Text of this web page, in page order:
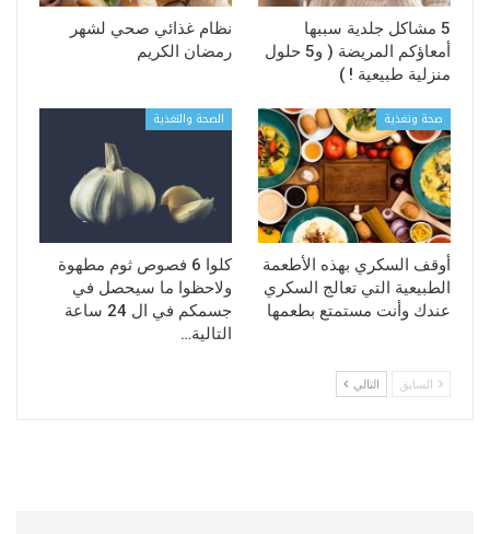
5 مشاكل جلدية سببها
أمعاؤكم المريضة ( و5 حلول
منزلية طبيعية ! )
نظام غذائي صحي لشهر
رمضان الكريم
صحة وتغذية
أوقف السكري بهذه الأطعمة
الطبيعية التي تعالج السكري
عندك وأنت مستمتع بطعمها
الصحة والتغذية
كلوا 6 فصوص ثوم مطهوة
ولاحظوا ما سيحصل في
جسمكم في ال 24 ساعة
التالية…
السابق التالي